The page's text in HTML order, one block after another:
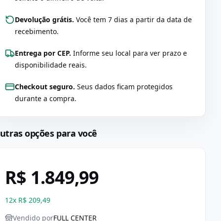
Devolução grátis. Você tem 7 dias a partir da data de
recebimento.
Entrega por CEP. Informe seu local para ver prazo e
disponibilidade reais.
Checkout seguro. Seus dados ficam protegidos
durante a compra.
opções para você
R$ 1.849,99
12x R$ 209,49
Vendido porFULL CENTER